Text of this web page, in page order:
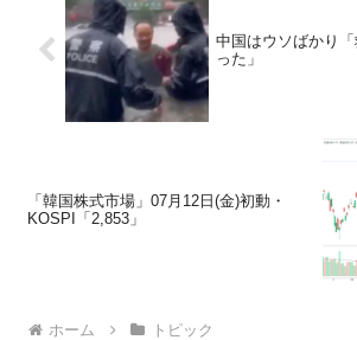
中国はウソばかり
った」
「韓国株式市場」07月12日(金)初動・
KOSPI「2,853」
ホーム トピック